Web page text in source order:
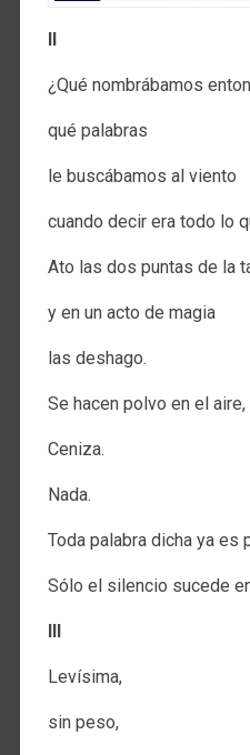
II
¿Qué nombrábamos
qué palabras
le buscábamos al viento
cuando decir era todo lo
Ato las dos puntas de la
y en un acto de magia
las deshago.
Se hacen polvo en el
Ceniza.
Nada.
Toda palabra dicha ya es
Sólo el silencio sucede
III
Levísima,
sin peso,